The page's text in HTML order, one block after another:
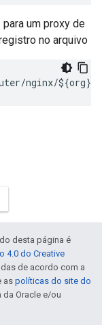
um proxy de
no arquivo
nginx/
desta página é
4.0 do Creative
de acordo com a
aspolíticas do site do
da Oracle e/ou